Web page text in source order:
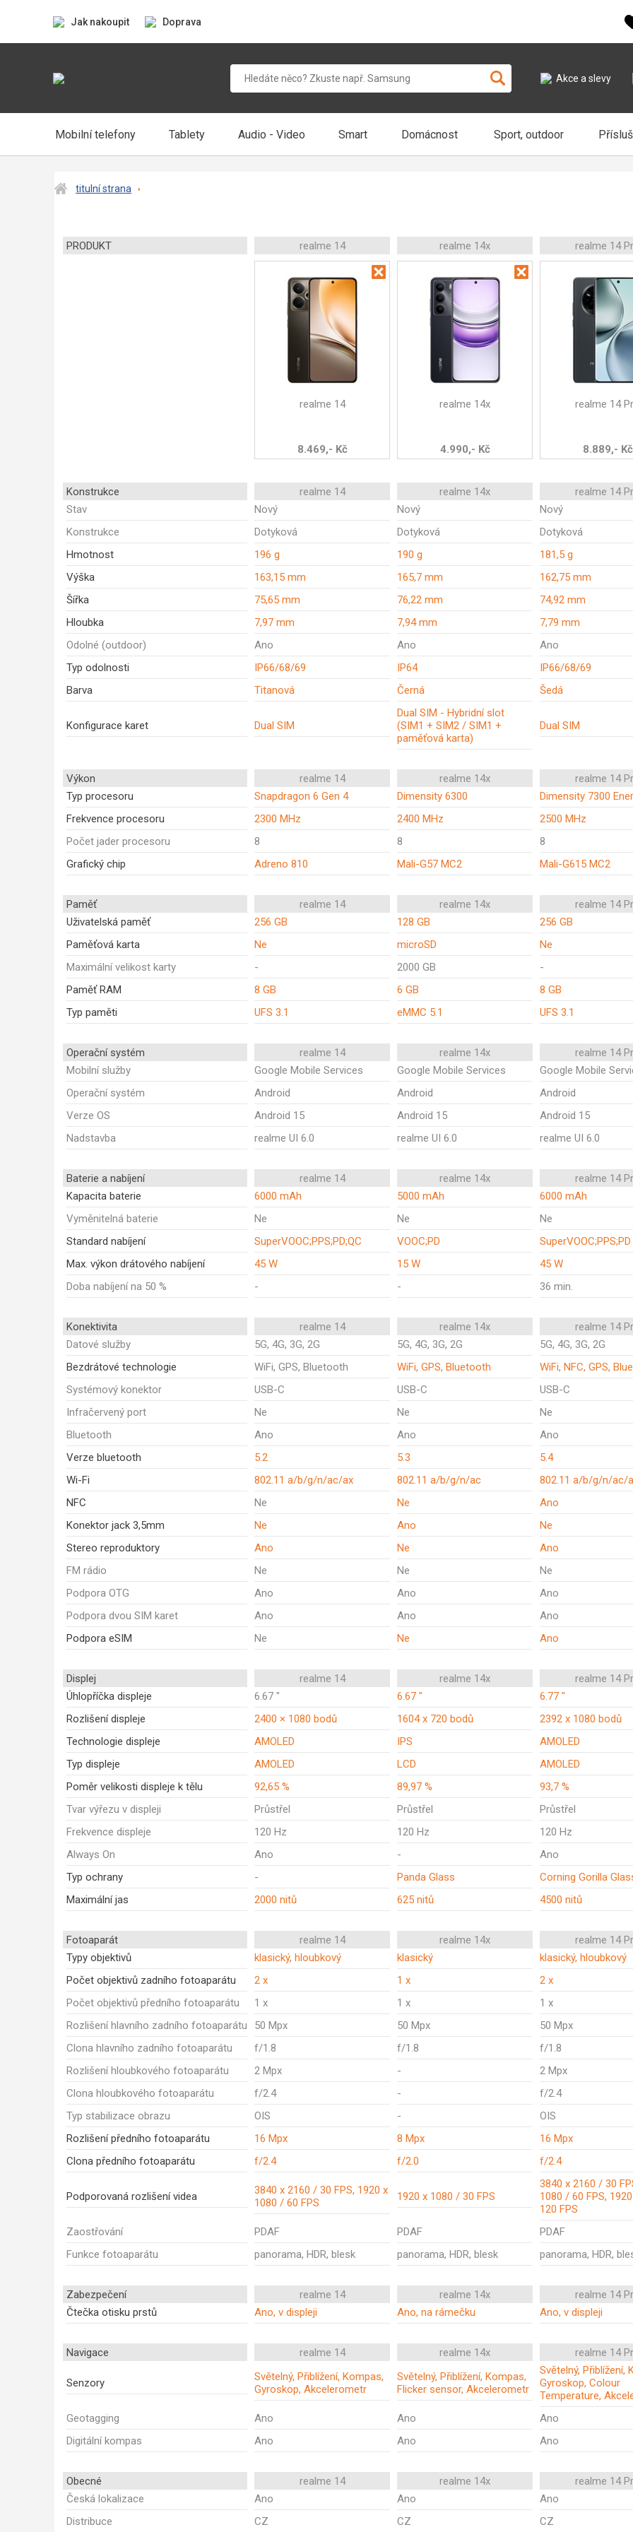
Jak nakoupit Doprava
Akce a slevy
Mobilní telefony Tablety Audio - Video Smart Domácnost Sport, outdoor
titulní strana
PRODUKT realme 14 realme 14x realme 14
realme 14
8.469,- Kč
realme 14x
4.990,- Kč
realme 14
8.889,- Kč
Konstrukce realme 14 realme 14x
realme 14
Stav
Nový Nový
Nový
Konstrukce
Dotyková Dotyková
Dotyková
Hmotnost
196 g 190 g
181,5 g
Výška
163,15 mm 165,7 mm
162,75 mm
Šířka
75,65 mm 76,22 mm
74,92 mm
Hloubka
7,97 mm 7,94 mm
7,79 mm
Odolné (outdoor)
Ano Ano
Ano
Typ odolnosti
IP66/68/69 IP64
IP66/68/69
Barva
Titanová Černá Šedá
Konfigurace karet Dual SIM
Dual SIM - Hybridní slot
(SIM1 + SIM2 / SIM1 +
paměťová karta)
Dual SIM
Výkon realme 14 realme 14x
realme 14
Typ procesoru
Snapdragon 6 Gen 4 Dimensity 6300
Dimensity 7300
Frekvence procesoru
2300 MHz 2400 MHz
2500 MHz
Počet jader procesoru
8 8
8
Grafický chip
Adreno 810 Mali-G57 MC2 Mali-G615 MC2
Paměť realme 14 realme 14x
realme 14
Uživatelská paměť
256 GB 128 GB
256 GB
Paměťová karta
Ne microSD
Ne
Maximální velikost karty
- 2000 GB
-
Paměť RAM
8 GB 6 GB
8 GB
Typ paměti
UFS 3.1 eMMC 5.1 UFS 3.1
Operační systém realme 14 realme 14x
realme 14
Mobilní služby
Google Mobile Services Google Mobile Services
Google Mobile
Operační systém
Android Android
Android
Verze OS
Android 15 Android 15
Android 15
Nadstavba
realme UI 6.0 realme UI 6.0 realme UI 6.0
Baterie a nabíjení realme 14 realme 14x
realme 14
Kapacita baterie
6000 mAh 5000 mAh
6000 mAh
Vyměnitelná baterie
Ne Ne
Ne
Standard nabíjení
SuperVOOC;PPS;PD;QC VOOC;PD
SuperVOOC;PPS;PD
Max. výkon drátového nabíjení
45 W 15 W
45 W
Doba nabíjení na 50 %
- - 36 min.
Konektivita realme 14 realme 14x
realme 14
Datové služby
5G, 4G, 3G, 2G 5G, 4G, 3G, 2G
5G, 4G, 3G, 2G
Bezdrátové technologie
WiFi, GPS, Bluetooth WiFi, GPS, Bluetooth
WiFi, NFC, GPS,
Systémový konektor
USB-C USB-C
USB-C
Infračervený port
Ne Ne
Ne
Bluetooth
Ano Ano
Ano
Verze bluetooth
5.2 5.3
5.4
Wi-Fi
802.11 a/b/g/n/ac/ax 802.11 a/b/g/n/ac
802.11 a/b/g/n/ac/
NFC
Ne Ne
Ano
Konektor jack 3,5mm
Ne Ano
Ne
Stereo reproduktory
Ano Ne
Ano
FM rádio
Ne Ne
Ne
Podpora OTG
Ano Ano
Ano
Podpora dvou SIM karet
Ano Ano
Ano
Podpora eSIM
Ne Ne Ano
Displej realme 14 realme 14x
realme 14
Úhlopříčka displeje
6.67 " 6.67 "
6.77 "
Rozlišení displeje
2400 × 1080 bodů 1604 x 720 bodů
2392 x 1080 bodů
Technologie displeje
AMOLED IPS
AMOLED
Typ displeje
AMOLED LCD
AMOLED
Poměr velikosti displeje k tělu
92,65 % 89,97 %
93,7 %
Tvar výřezu v displeji
Průstřel Průstřel
Průstřel
Frekvence displeje
120 Hz 120 Hz
120 Hz
Always On
Ano -
Ano
Typ ochrany
- Panda Glass
Corning Gorilla
Maximální jas
2000 nitů 625 nitů 4500 nitů
Fotoaparát realme 14 realme 14x
realme 14
Typy objektivů
klasický, hloubkový klasický
klasický, hloubkový
Počet objektivů zadního fotoaparátu
2 x 1 x
2 x
Počet objektivů předního fotoaparátu
1 x 1 x
1 x
Rozlišení hlavního zadního fotoaparátu
50 Mpx 50 Mpx
50 Mpx
Clona hlavního zadního fotoaparátu
f/1.8 f/1.8
f/1.8
Rozlišení hloubkového fotoaparátu
2 Mpx -
2 Mpx
Clona hloubkového fotoaparátu
f/2.4 -
f/2.4
Typ stabilizace obrazu
OIS -
OIS
Rozlišení předního fotoaparátu
16 Mpx 8 Mpx
16 Mpx
Clona předního fotoaparátu
f/2.4 f/2.0 f/2.4
Podporovaná rozlišení videa
3840 x 2160 / 30 FPS, 1920 x
1080 / 60 FPS
1920 x 1080 / 30 FPS
3840 x 2160 / 30
1080 / 60 FPS,
120 FPS
Zaostřování
PDAF PDAF
PDAF
Funkce fotoaparátu
panorama, HDR, blesk panorama, HDR, blesk panorama, HDR,
Zabezpečení realme 14 realme 14x
realme 14
Čtečka otisku prstů
Ano, v displeji Ano, na rámečku Ano, v displeji
Navigace realme 14 realme 14x realme 14
Senzory
Světelný, Přiblížení, Kompas,
Gyroskop, Akcelerometr
Světelný, Přiblížení, Kompas,
Flicker sensor, Akcelerometr
Světelný, Přiblížení,
Gyroskop, Colour
Temperature,
Geotagging
Ano Ano
Ano
Digitální kompas
Ano Ano Ano
Obecné realme 14 realme 14x
realme 14
Česká lokalizace
Ano Ano
Ano
Distribuce
CZ CZ CZ